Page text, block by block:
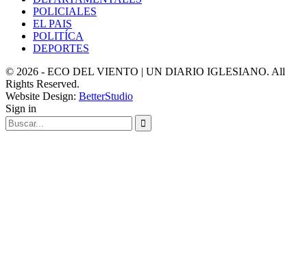
POLICIALES
EL PAIS
POLITÍCA
DEPORTES
© 2026 - ECO DEL VIENTO | UN DIARIO IGLESIANO. All
Rights Reserved.
Website Design: BetterStudio
Sign in